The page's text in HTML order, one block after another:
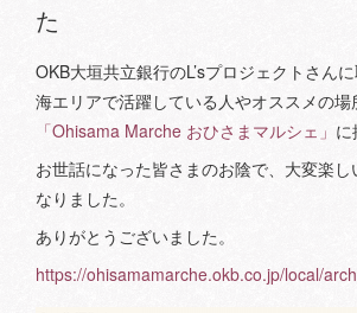
た
OKB大垣共立銀行のL’sプロジェクトさん
海エリアで活躍している人やオススメの
「Ohisama Marche おひさまマルシェ」 に
お世話になった皆さまのお陰で、大変楽し
なりました。
ありがとうございました。
https://ohisamamarche.okb.co.jp/local/